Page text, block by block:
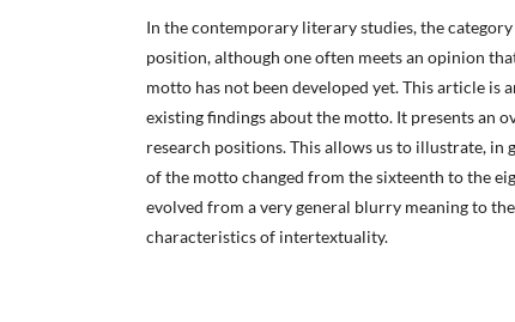
In the contemporary literary studies, the category
position, although one often meets an opinion
motto has not been developed yet. This article is
existing findings about the motto. It presents an
research positions. This allows us to illustrate, in
of the motto changed from the sixteenth to the
evolved from a very general blurry meaning to
characteristics of intertextuality.